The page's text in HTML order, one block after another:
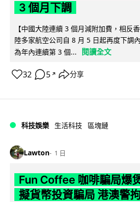
3 個月下調
【中國大陸連續 3 個月減附加費，相反
陸多家航空公司自 8 月 5 日起再度下調
為年內連續第 3 個...
閱讀全文
32 5 ↗ 分享
科技娛樂 生活科技 區塊鏈
Lawton 1 日
Fun Coffee 咖啡騙局爆
擬貨幣投資騙局 港澳警